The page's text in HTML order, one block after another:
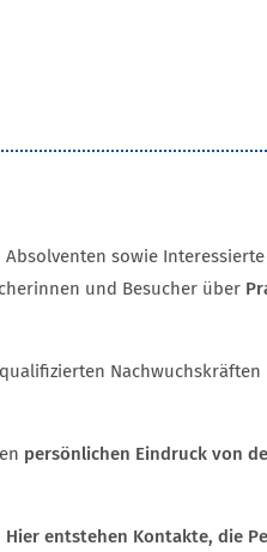
sowie
und Besucher über
Nachwuchskräften
persönlichen Eindruck von
Hier entstehen Kontakte, die